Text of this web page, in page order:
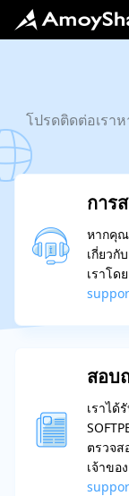
โปรดติดต่อเรา
การ
หากคุ
เกี่ยวกั
เราโดย
สอบ
เราได้
ตรวจส
เจ้าขอ